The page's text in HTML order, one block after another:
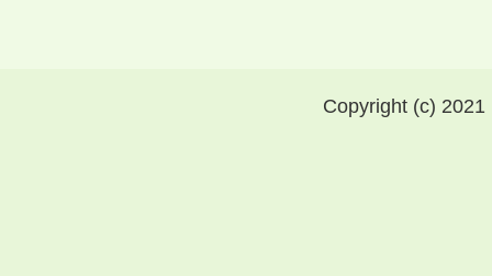
Copyright (c)